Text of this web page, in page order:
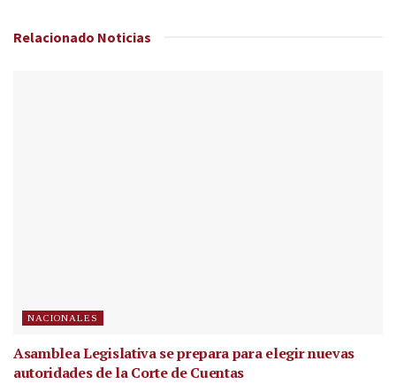
Relacionado Noticias
NACIONALES
Asamblea Legislativa se prepara para elegir nuevas
autoridades de la Corte de Cuentas